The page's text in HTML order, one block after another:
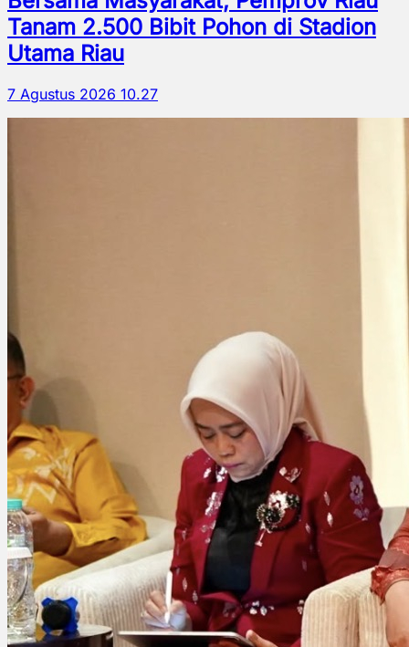
Tanam 2.500 Bibit Pohon di Stadion
Utama Riau
7 Agustus 2026 10.27